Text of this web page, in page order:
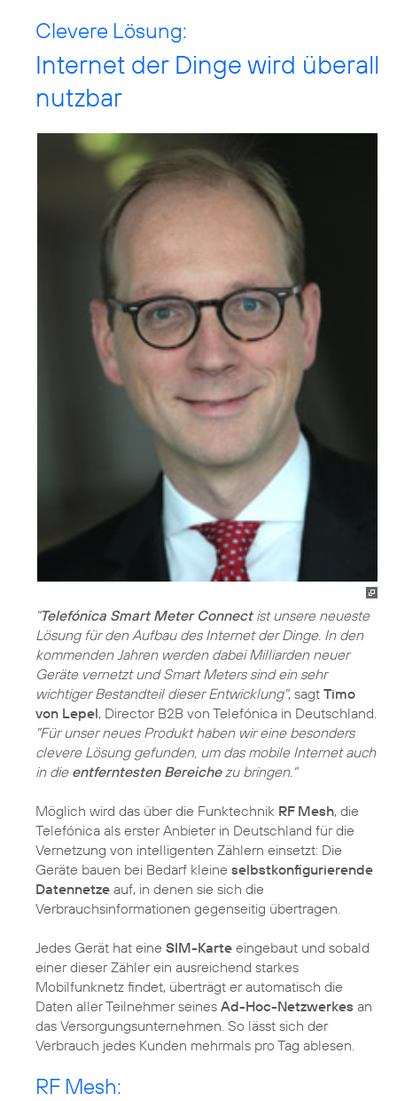
Clevere Lösung:
Internet der Dinge wird überall
nutzbar
"Telefónica Smart Meter Connectist unsere neueste
Lösung für den Aufbau des Internet der Dinge. In den
kommenden Jahren werden dabei Milliarden neuer
Geräte vernetzt und Smart Meters sind ein sehr
wichtiger Bestandteil dieser Entwicklung", sagt Timo
von Lepel, Director B2B von Telefónica in Deutschland.
"Für unser neues Produkt haben wir eine besonders
clevere Lösung gefunden, um das mobile Internet auch
in die entferntesten Bereichezu bringen."
Möglich wird das über die Funktechnik RF Mesh, die
Telefónica als erster Anbieter in Deutschland für die
Vernetzung von intelligenten Zählern einsetzt: Die
Geräte bauen bei Bedarf kleine selbstkonfigurierende
Datennetze auf, in denen sie sich die
Verbrauchsinformationen gegenseitig übertragen.
Jedes Gerät hat eine SIM-Karte eingebaut und sobald
einer dieser Zähler ein ausreichend starkes
Mobilfunknetz findet, überträgt er automatisch die
Daten aller Teilnehmer seines Ad-Hoc-Netzwerkes an
das Versorgungsunternehmen. So lässt sich der
Verbrauch jedes Kunden mehrmals pro Tag ablesen.
RF Mesh: